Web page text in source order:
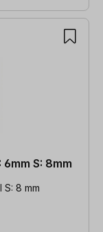
S: 8mm
S: 8 mm